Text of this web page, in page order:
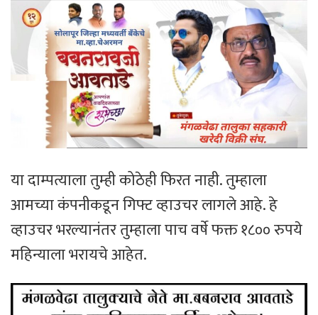
या दाम्पत्याला तुम्ही कोठेही फिरत नाही. तुम्हाला
आमच्या कंपनीकडून गिफ्ट व्हाउचर लागले आहे. हे
व्हाउचर भरल्यानंतर तुम्हाला पाच वर्षे फक्त १८०० रुपये
महिन्याला भरायचे आहेत.